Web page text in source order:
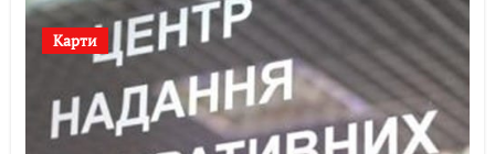
Карти